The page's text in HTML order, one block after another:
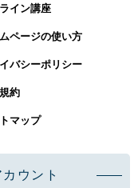
イン講座
ページの使い方
バシーポリシー
約
マップ
ウント